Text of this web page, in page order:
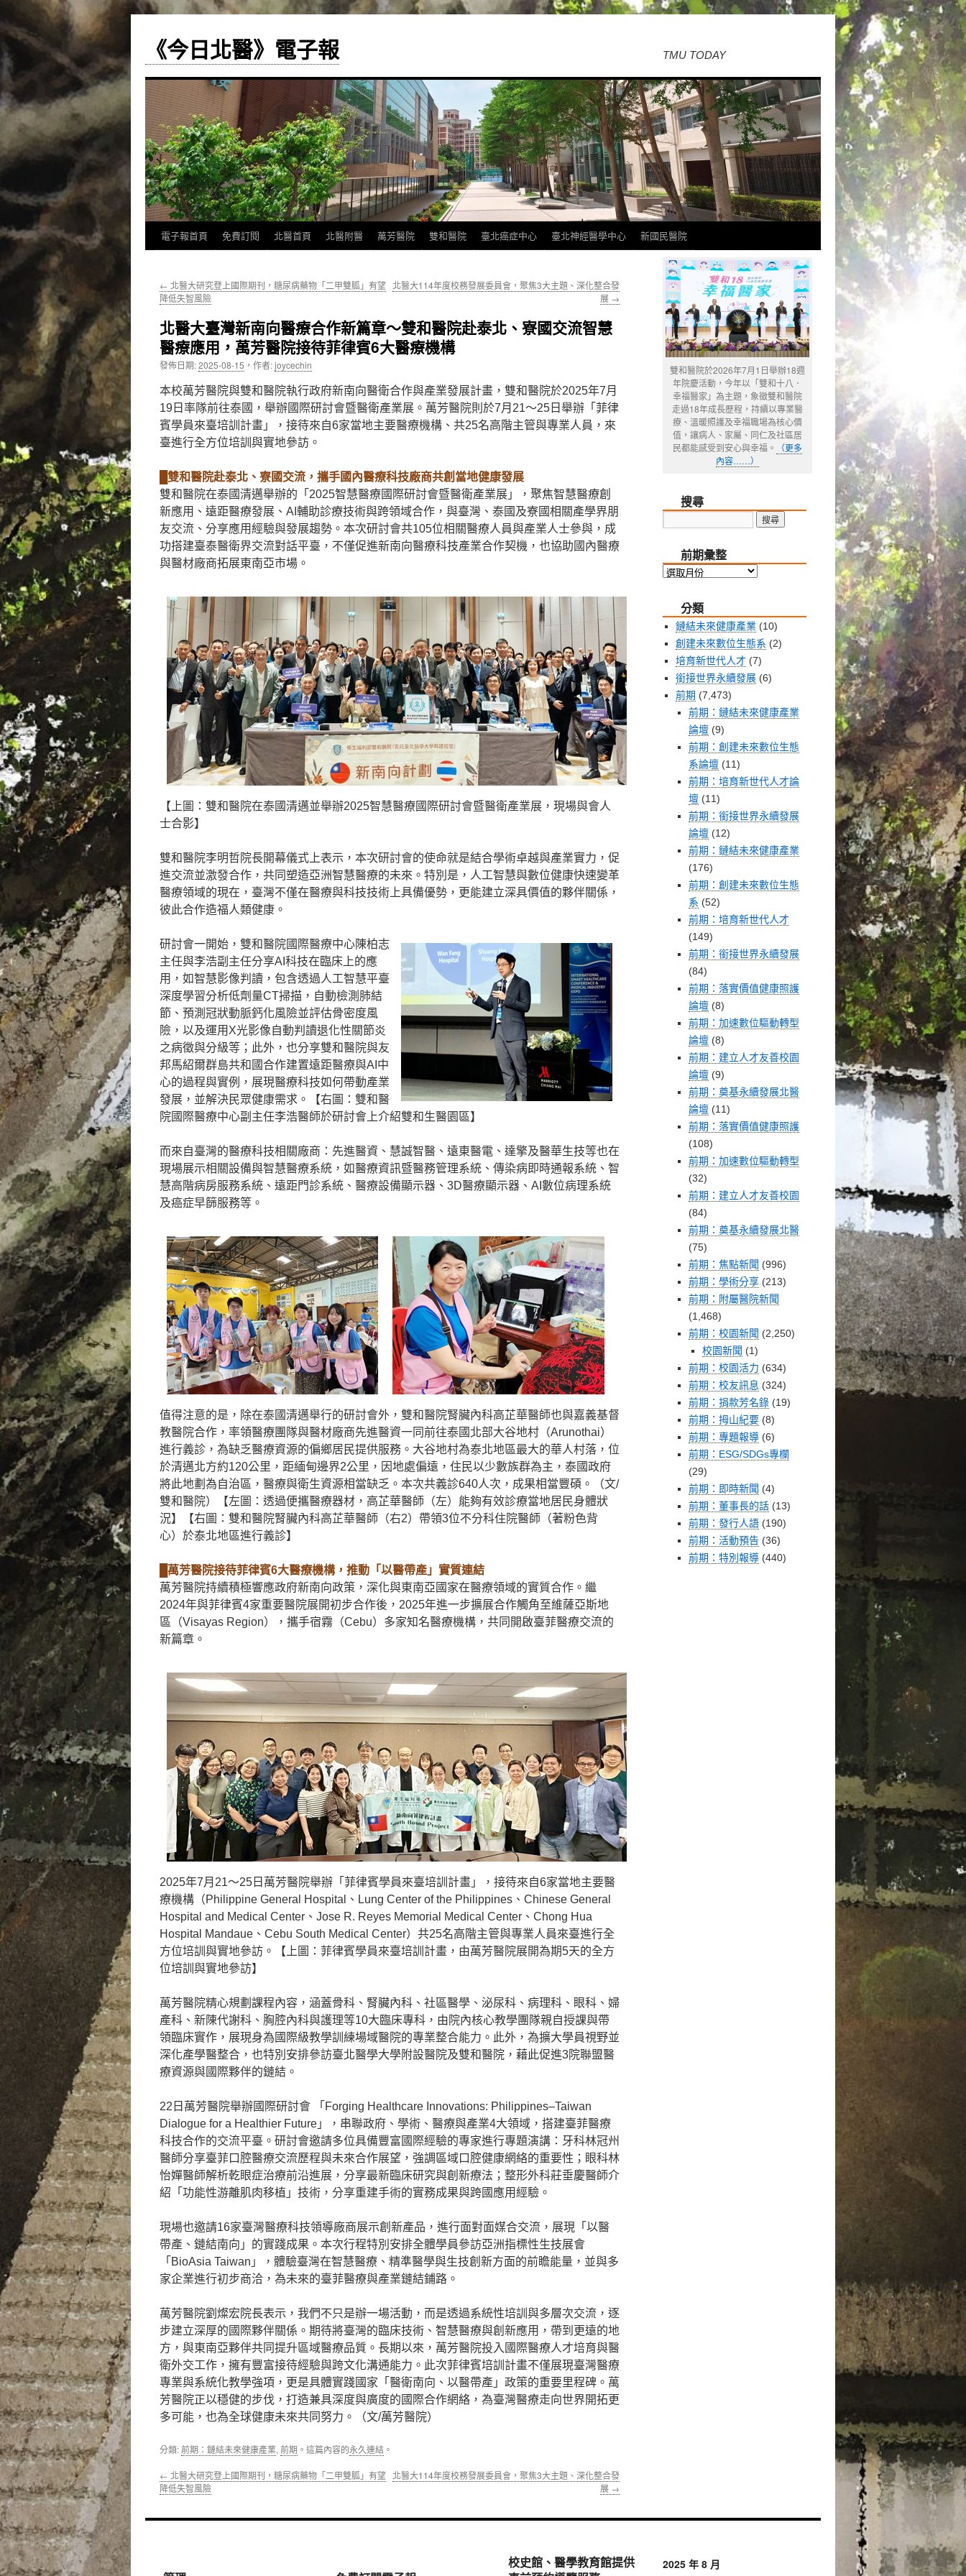
《今日北醫》電子報 TMU TODAY
跳
主
內
容
電子報首頁 免費訂閱 北醫首頁 北醫附醫 萬芳醫院 雙和醫院 臺北癌症中心 臺北神經醫學中心 新國民醫院
← 北醫大研究登上國際期刊，糖尿病藥物「二甲雙胍」有望
降低失智風險
北醫大114年度校務發展委員會，聚焦3大主題、深化整合發
展 →
北醫大臺灣新南向醫療合作新篇章～雙和醫院赴泰北、寮國交流智慧
醫療應用，萬芳醫院接待菲律賓6大醫療機構
發佈日期:2025-08-15 ， 作者:joycechin
本校萬芳醫院與雙和醫院執行政府新南向醫衛合作與產業發展計畫，雙和醫院於2025年7月
19日率隊前往泰國，舉辦國際研討會暨醫衛產業展。萬芳醫院則於7月21～25日舉辦「菲律
賓學員來臺培訓計畫」，接待來自6家當地主要醫療機構、共25名高階主管與專業人員，來
臺進行全方位培訓與實地參訪。
█雙和醫院赴泰北、寮國交流，攜手國內醫療科技廠商共創當地健康發展
雙和醫院在泰國清邁舉辦的「2025智慧醫療國際研討會暨醫衛產業展」，聚焦智慧醫療創
新應用、遠距醫療發展、AI輔助診療技術與跨領域合作，與臺灣、泰國及寮國相關產學界朋
友交流、分享應用經驗與發展趨勢。本次研討會共105位相關醫療人員與產業人士參與，成
功搭建臺泰醫衛界交流對話平臺，不僅促進新南向醫療科技產業合作契機，也協助國內醫療
與醫材廠商拓展東南亞市場。
【上圖：雙和醫院在泰國清邁並舉辦2025智慧醫療國際研討會暨醫衛產業展，現場與會人
士合影】
雙和醫院李明哲院長開幕儀式上表示，本次研討會的使命就是結合學術卓越與產業實力，促
進交流並激發合作，共同塑造亞洲智慧醫療的未來。特別是，人工智慧與數位健康快速變革
醫療領域的現在，臺灣不僅在醫療與科技技術上具備優勢，更能建立深具價值的夥伴關係，
彼此合作造福人類健康。
研討會一開始，雙和醫院國際醫療中心陳柏志
主任與李浩副主任分享AI科技在臨床上的應
用，如智慧影像判讀，包含透過人工智慧平臺
深度學習分析低劑量CT掃描，自動檢測肺結
節、預測冠狀動脈鈣化風險並評估骨密度風
險，以及運用X光影像自動判讀退化性關節炎
之病徵與分級等；此外，也分享雙和醫院與友
邦馬紹爾群島共和國合作建置遠距醫療與AI中
心的過程與實例，展現醫療科技如何帶動產業
發展，並解決民眾健康需求。【右圖：雙和醫
院國際醫療中心副主任李浩醫師於研討會上介紹雙和生醫園區】
而來自臺灣的醫療科技相關廠商：先進醫資、慧誠智醫、遠東醫電、達擎及醫華生技等也在
現場展示相關設備與智慧醫療系統，如醫療資訊暨醫務管理系統、傳染病即時通報系統、智
慧高階病房服務系統、遠距門診系統、醫療設備顯示器、3D醫療顯示器、AI數位病理系統
及癌症早篩服務等。
值得注意的是，除在泰國清邁舉行的研討會外，雙和醫院腎臟內科高芷華醫師也與嘉義基督
教醫院合作，率領醫療團隊與醫材廠商先進醫資一同前往泰國北部大谷地村（Arunothai）
進行義診，為缺乏醫療資源的偏鄉居民提供服務。大谷地村為泰北地區最大的華人村落，位
於清邁北方約120公里，距緬甸邊界2公里，因地處偏遠，住民以少數族群為主，泰國政府
將此地劃為自治區，醫療與衛生資源相當缺乏。本次共義診640人次，成果相當豐碩。（文/
雙和醫院）【左圖：透過便攜醫療器材，高芷華醫師（左）能夠有效診療當地居民身體狀
況】【右圖：雙和醫院腎臟內科高芷華醫師（右2）帶領3位不分科住院醫師（著粉色背
心）於泰北地區進行義診】
█萬芳醫院接待菲律賓6大醫療機構，推動「以醫帶產」實質連結
萬芳醫院持續積極響應政府新南向政策，深化與東南亞國家在醫療領域的實質合作。繼
2024年與菲律賓4家重要醫院展開初步合作後，2025年進一步擴展合作觸角至維薩亞斯地
區（Visayas Region），攜手宿霧（Cebu）多家知名醫療機構，共同開啟臺菲醫療交流的
新篇章。
2025年7月21～25日萬芳醫院舉辦「菲律賓學員來臺培訓計畫」，接待來自6家當地主要醫
療機構（Philippine General Hospital、Lung Center of the Philippines、Chinese General
Hospital and Medical Center、Jose R. Reyes Memorial Medical Center、Chong Hua
Hospital Mandaue、Cebu South Medical Center）共25名高階主管與專業人員來臺進行全
方位培訓與實地參訪。【上圖：菲律賓學員來臺培訓計畫，由萬芳醫院展開為期5天的全方
位培訓與實地參訪】
萬芳醫院精心規劃課程內容，涵蓋骨科、腎臟內科、社區醫學、泌尿科、病理科、眼科、婦
產科、新陳代謝科、胸腔內科與護理等10大臨床專科，由院內核心教學團隊親自授課與帶
領臨床實作，展現身為國際級教學訓練場域醫院的專業整合能力。此外，為擴大學員視野並
深化產學醫整合，也特別安排參訪臺北醫學大學附設醫院及雙和醫院，藉此促進3院聯盟醫
療資源與國際夥伴的鏈結。
22日萬芳醫院舉辦國際研討會 「Forging Healthcare Innovations: Philippines–Taiwan
Dialogue for a Healthier Future」，串聯政府、學術、醫療與產業4大領域，搭建臺菲醫療
科技合作的交流平臺。研討會邀請多位具備豐富國際經驗的專家進行專題演講：牙科林冠州
醫師分享臺菲口腔醫療交流歷程與未來合作展望，強調區域口腔健康網絡的重要性；眼科林
怡嬋醫師解析乾眼症治療前沿進展，分享最新臨床研究與創新療法；整形外科莊垂慶醫師介
紹「功能性游離肌肉移植」技術，分享重建手術的實務成果與跨國應用經驗。
現場也邀請16家臺灣醫療科技領導廠商展示創新產品，進行面對面媒合交流，展現「以醫
帶產、鏈結南向」的實踐成果。本次行程特別安排全體學員參訪亞洲指標性生技展會
「BioAsia Taiwan」，體驗臺灣在智慧醫療、精準醫學與生技創新方面的前瞻能量，並與多
家企業進行初步商洽，為未來的臺菲醫療與產業鏈結鋪路。
萬芳醫院劉燦宏院長表示，我們不只是辦一場活動，而是透過系統性培訓與多層次交流，逐
步建立深厚的國際夥伴關係。期待將臺灣的臨床技術、智慧醫療與創新應用，帶到更遠的地
方，與東南亞夥伴共同提升區域醫療品質。長期以來，萬芳醫院投入國際醫療人才培育與醫
衛外交工作，擁有豐富接待經驗與跨文化溝通能力。此次菲律賓培訓計畫不僅展現臺灣醫療
專業與系統化教學強項，更是具體實踐國家「醫衛南向、以醫帶產」政策的重要里程碑。萬
芳醫院正以穩健的步伐，打造兼具深度與廣度的國際合作網絡，為臺灣醫療走向世界開拓更
多可能，也為全球健康未來共同努力。（文/萬芳醫院）
分類:前期：鏈結未來健康產業, 前期 。這篇內容的永久連結 。
← 北醫大研究登上國際期刊，糖尿病藥物「二甲雙胍」有望
降低失智風險
北醫大114年度校務發展委員會，聚焦3大主題、深化整合發
展 →
雙和醫院於2026年7月1日舉辦18週
年院慶活動，今年以「雙和十八．
幸福醫家」為主題，象徵雙和醫院
走過18年成長歷程，持續以專業醫
療、溫暖照護及幸福職場為核心價
值，讓病人、家屬、同仁及社區居
民都能感受到安心與幸福。
（更多
內容……）
搜尋
前期彙整
前
整
分類
鏈結未來健康產業 (10)
創建未來數位生態系 (2)
培育新世代人才 (7)
銜接世界永續發展 (6)
前期 (7,473)
前期：鏈結未來健康產業
論壇 (9)
前期：創建未來數位生態
系論壇 (11)
前期：培育新世代人才論
壇 (11)
前期：銜接世界永續發展
論壇 (12)
前期：鏈結未來健康產業
(176)
前期：創建未來數位生態
系 (52)
前期：培育新世代人才
(149)
前期：銜接世界永續發展
(84)
前期：落實價值健康照護
論壇 (8)
前期：加速數位驅動轉型
論壇 (8)
前期：建立人才友善校園
論壇 (9)
前期：奠基永續發展北醫
論壇 (11)
前期：落實價值健康照護
(108)
前期：加速數位驅動轉型
(32)
前期：建立人才友善校園
(84)
前期：奠基永續發展北醫
(75)
前期：焦點新聞 (996)
前期：學術分享 (213)
前期：附屬醫院新聞
(1,468)
前期：校園新聞 (2,250)
校園新聞 (1)
前期：校園活力 (634)
前期：校友訊息 (324)
前期：捐款芳名錄 (19)
前期：拇山紀要 (8)
前期：專題報導 (6)
前期：ESG/SDGs專欄
(29)
前期：即時新聞 (4)
前期：董事長的話 (13)
前期：發行人語 (190)
前期：活動預告 (36)
前期：特別報導 (440)
校史館、醫學教育館提供
2025 年 8 月